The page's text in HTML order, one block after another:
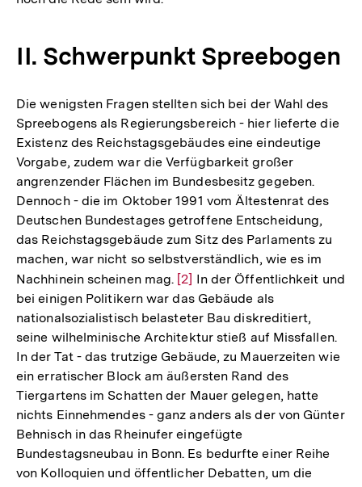
II. Schwerpunkt Spreebogen
Die wenigsten Fragen stellten sich bei der Wahl des
Spreebogens als Regierungsbereich - hier lieferte die
Existenz des Reichstagsgebäudes eine eindeutige
Vorgabe, zudem war die Verfügbarkeit großer
angrenzender Flächen im Bundesbesitz gegeben.
Dennoch - die im Oktober 1991 vom Ältestenrat des
Deutschen Bundestages getroffene Entscheidung,
das Reichstagsgebäude zum Sitz des Parlaments zu
machen, war nicht so selbstverständlich, wie es im
Nachhinein scheinen mag. Zur
Auflösung
der
Fußnote
[2] In der Öffentlichkeit und
bei einigen Politikern war das Gebäude als
nationalsozialistisch belasteter Bau diskreditiert,
seine wilhelminische Architektur stieß auf Missfallen.
In der Tat - das trutzige Gebäude, zu Mauerzeiten wie
ein erratischer Block am äußersten Rand des
Tiergartens im Schatten der Mauer gelegen, hatte
nichts Einnehmendes - ganz anders als der von Günter
Behnisch in das Rheinufer eingefügte
Bundestagsneubau in Bonn. Es bedurfte einer Reihe
von Kolloquien und öffentlicher Debatten, um die